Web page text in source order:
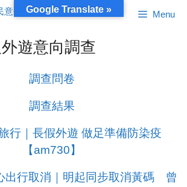
Menu
遊意向調查
調查問卷
調查結果
行｜長假外遊 做足準備防染疫
【am730】
出行取消｜明起同步取消黃碼 曾
Google Translate »